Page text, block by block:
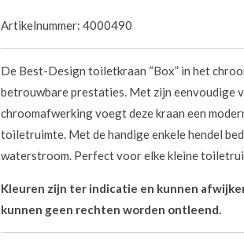
Artikelnummer: 4000490
De Best-Design toiletkraan “Box” in het
betrouwbare prestaties. Met zijn eenvoudige
chroomafwerking voegt deze kraan een
toiletruimte. Met de handige enkele hendel
waterstroom. Perfect voor elke kleine
Kleuren zijn ter indicatie en kunnen
kunnen geen rechten worden ontleend.